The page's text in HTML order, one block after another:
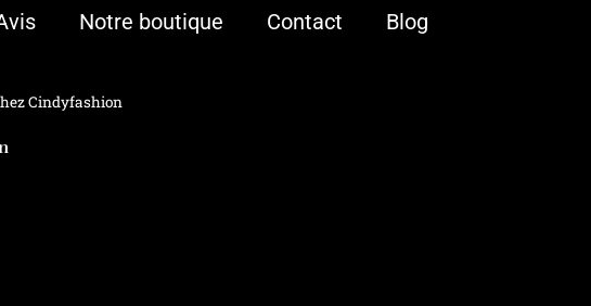
Notre boutique Contact Blog
Cindyfashion